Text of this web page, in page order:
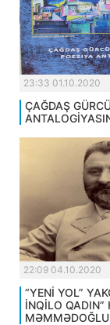
23:33 01.10.2020
ÇAĞDAŞ
22:09 04.10.2020
“YENİ YOL”
İNQİLO